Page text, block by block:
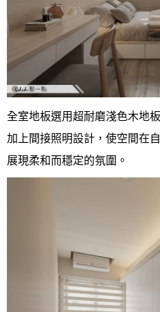
全室地板選用超耐磨淺色木地
加上間接照明設計，使空間在
展現柔和而穩定的氛圍。